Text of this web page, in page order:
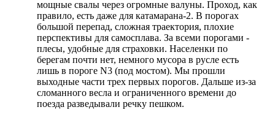
мощные свалы через огромные валуны. Проход, как
правило, есть даже для катамарана-2. В порогах
большой перепад, сложная траектория, плохие
перспективы для самосплава. За всеми порогами -
плесы, удобные для страховки. Населенки по
берегам почти нет, немного мусора в русле есть
лишь в пороге N3 (под мостом). Мы прошли
выходные части трех первых порогов. Дальше из-за
сломанного весла и ограниченного времени до
поезда разведывали речку пешком.